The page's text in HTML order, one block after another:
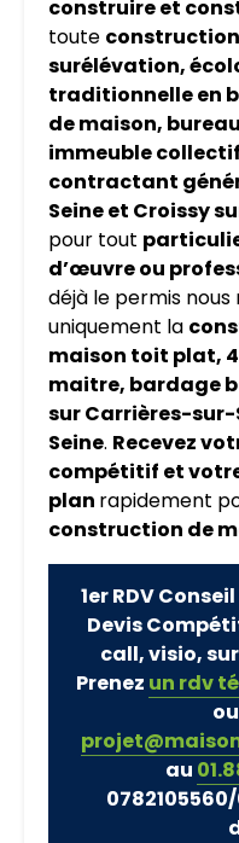
construire et
toute construction
surélévation,
traditionnelle en
de maison,
immeuble
contractant
Seineet Croissy
pour tout
d’œuvre ou
déjà le permis
uniquement la
maison toit plat,
maitre, bardage
surCarrières-sur-
Seine. Recevez
compétitif et
plan rapidement
construction de
1er RDV
Devis
call, visio,
Prenez un rdv
au